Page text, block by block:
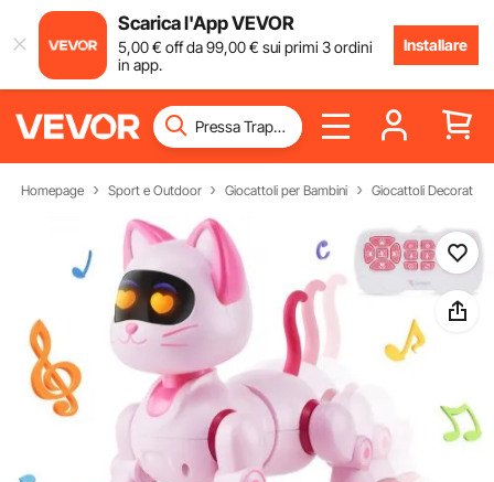
Scarica l'App VEVOR
5,00€ off da99,00€ sui primi 3 ordini
in app.
Installare
Homepage Sport e Outdoor Giocattoli per Bambini Giocattoli Decorativi